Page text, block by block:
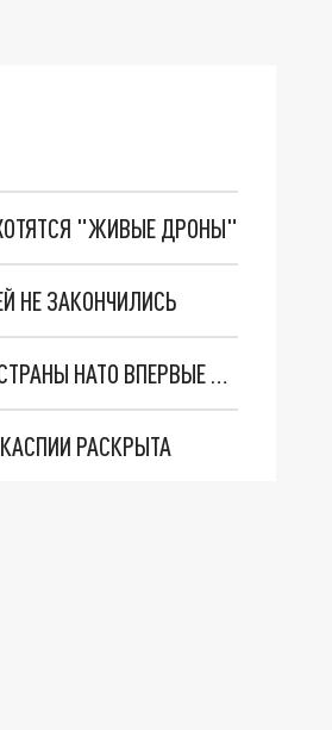
"ЖИВЫЕ ДРОНЫ"
НЕ ЗАКОНЧИЛИСЬ
"ОЧЕНЬ ПЛОХИЕ НОВОСТИ": БОЛЬШАЯ ОШИБКА PALANTIR В РОССИИ. СТРАНЫ НАТО ВПЕРВЫЕ ЗА СВО ОСТАНОВИЛИ ПОСТАВКИ ОРУЖИЯ. ВСУ ТЕРЯЮТ ПРИГРАНИЧЬЕ?
РАСКРЫТА